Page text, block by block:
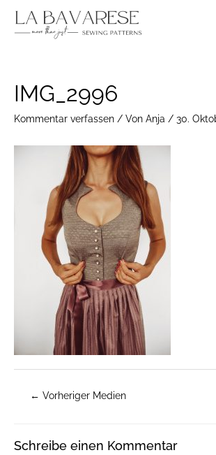
Inhalt
IMG_2996
Kommentar verfassen / Von Anja / 30.
navigation
← Vorheriger Medien
Schreibe einen Kommentar